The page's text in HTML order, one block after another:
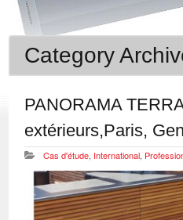
Category
PANORAMA
extérieurs,Paris,
Cas d'étude, International,